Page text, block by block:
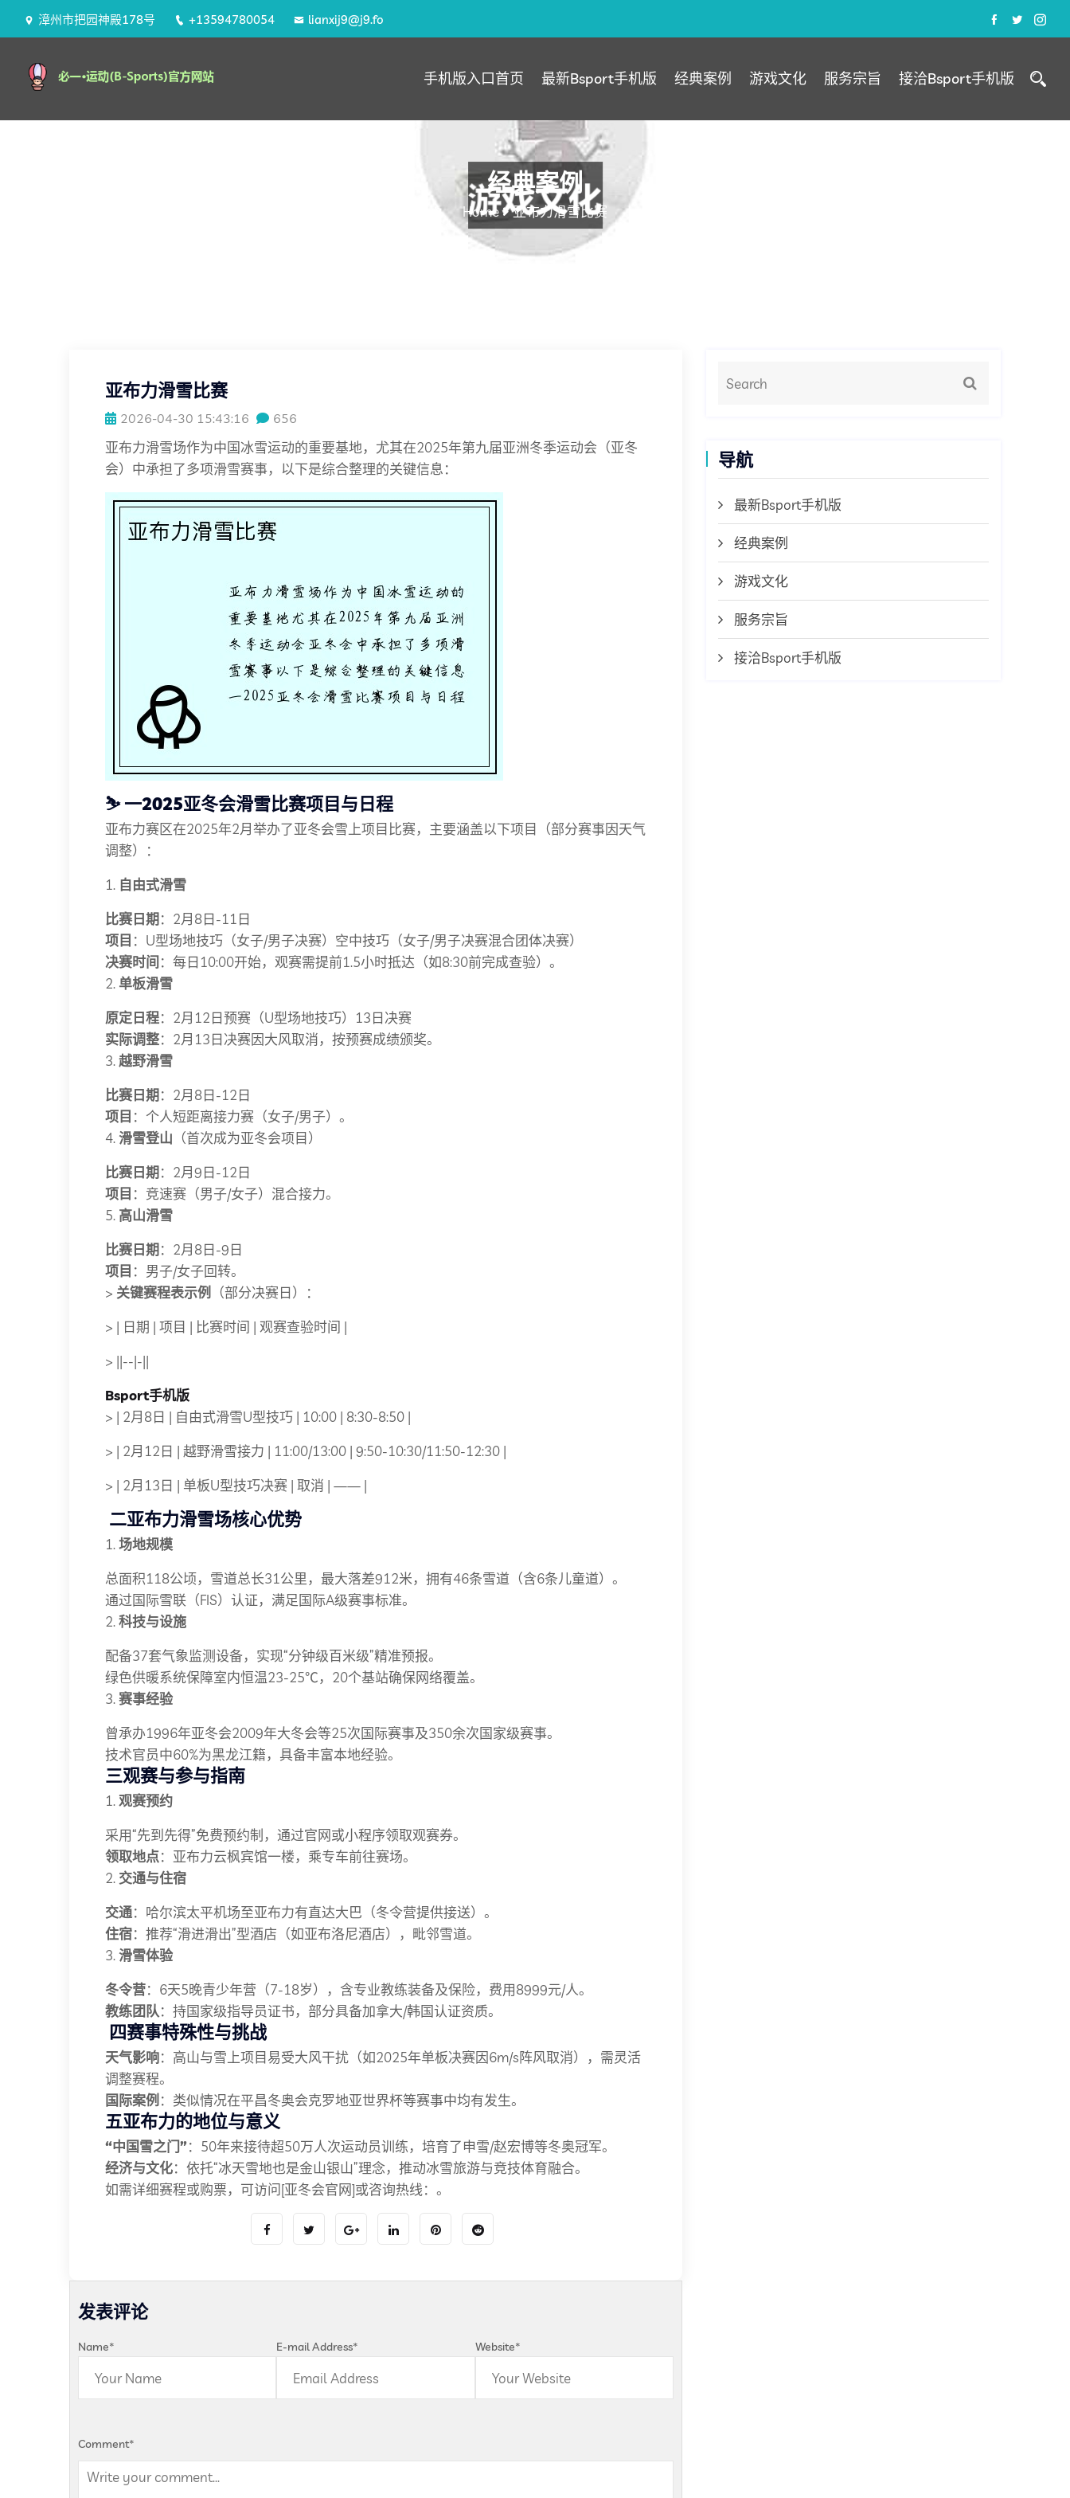
漳州市把园神殿178号 +13594780054 lianxij9@j9.fo
手机版入口首页 最新Bsport手机版 经典案例 游戏文化 服务宗旨 接洽Bsport手机版
经典案例
Home 亚布力滑雪比赛
亚布力滑雪比赛
2026-04-30 15:43:16 656
亚布力滑雪场作为中国冰雪运动的重要基地，尤其在2025年第九届亚洲冬季运动会（亚冬
会）中承担了多项滑雪赛事，以下是综合整理的关键信息：
⛷️一2025亚冬会滑雪比赛项目与日程
亚布力赛区在2025年2月举办了亚冬会雪上项目比赛，主要涵盖以下项目（部分赛事因天气
调整）：
1. 自由式滑雪
比赛日期 ：2月8日-11日
项目 ：U型场地技巧（女子/男子决赛）空中技巧（女子/男子决赛混合团体决赛）
决赛时间 ：每日10:00开始，观赛需提前1.5小时抵达（如8:30前完成查验）。
2. 单板滑雪
原定日程：2月12日预赛（U型场地技巧）13日决赛
实际调整：2月13日决赛因大风取消，按预赛成绩颁奖。
3.越野滑雪
比赛日期 ：2月8日-12日
项目 ：个人短距离接力赛（女子/男子）。
4.滑雪登山 （首次成为亚冬会项目）
比赛日期 ：2月9日-12日
项目 ：竞速赛（男子/女子）混合接力。
5. 高山滑雪
比赛日期 ：2月8日-9日
项目 ：男子/女子回转。
> 关键赛程表示例 （部分决赛日）：
> | 日期 | 项目 | 比赛时间 | 观赛查验时间 |
> ||--|-||
Bsport手机版
> | 2月8日 | 自由式滑雪U型技巧 | 10:00 | 8:30-8:50 |
> | 2月12日 | 越野滑雪接力 | 11:00/13:00 | 9:50-10:30/11:50-12:30 |
> | 2月13日 | 单板U型技巧决赛 | 取消 | —— |
二亚布力滑雪场核心优势
1.场地规模
总面积118公顷，雪道总长31公里，最大落差912米，拥有46条雪道（含6条儿童道）。
通过国际雪联（FIS）认证，满足国际A级赛事标准。
2.科技与设施
配备37套气象监测设备，实现“分钟级百米级”精准预报。
绿色供暖系统保障室内恒温23-25℃，20个基站确保网络覆盖。
3.赛事经验
曾承办1996年亚冬会2009年大冬会等25次国际赛事及350余次国家级赛事。
技术官员中60%为黑龙江籍，具备丰富本地经验。
三观赛与参与指南
1. 观赛预约
采用“先到先得”免费预约制，通过官网或小程序领取观赛券。
领取地点：亚布力云枫宾馆一楼，乘专车前往赛场。
2. 交通与住宿
交通：哈尔滨太平机场至亚布力有直达大巴（冬令营提供接送）。
住宿：推荐“滑进滑出”型酒店（如亚布洛尼酒店），毗邻雪道。
3.滑雪体验
冬令营：6天5晚青少年营（7-18岁），含专业教练装备及保险，费用8999元/人。
教练团队：持国家级指导员证书，部分具备加拿大/韩国认证资质。
四赛事特殊性与挑战
天气影响：高山与雪上项目易受大风干扰（如2025年单板决赛因6m/s阵风取消），需灵活
调整赛程。
国际案例 ：类似情况在平昌冬奥会克罗地亚世界杯等赛事中均有发生。
五亚布力的地位与意义
“中国雪之门”：50年来接待超50万人次运动员训练，培育了申雪/赵宏博等冬奥冠军。
经济与文化：依托“冰天雪地也是金山银山”理念，推动冰雪旅游与竞技体育融合。
如需详细赛程或购票，可访问[亚冬会官网]或咨询热线：。
发表评论
Name* E-mail Address* Website*
Comment*
导航
最新Bsport手机版
经典案例
游戏文化
服务宗旨
接洽Bsport手机版